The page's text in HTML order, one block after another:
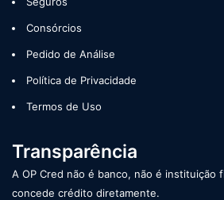
Consórcios
Pedido de Análise
Política de Privacidade
Termos de Uso
Transparência
A OP Cred não é banco, não é instituição
concede crédito diretamente.